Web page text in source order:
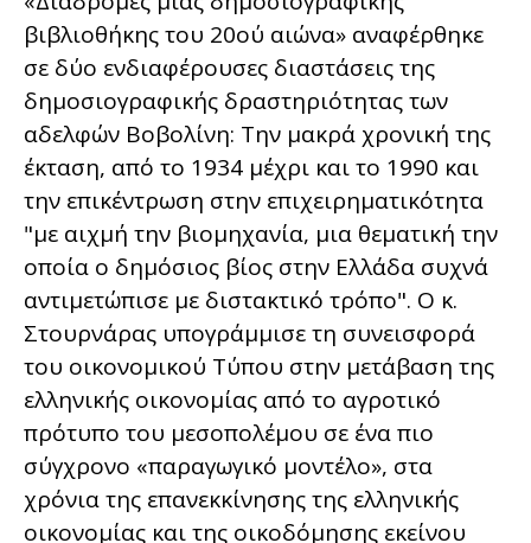
βιβλιοθήκης του 20ού αιώνα» αναφέρθηκε
σε δύο ενδιαφέρουσες διαστάσεις της
δημοσιογραφικής δραστηριότητας των
αδελφών Βοβολίνη: Την μακρά χρονική της
έκταση, από το 1934 μέχρι και το 1990 και
την επικέντρωση στην επιχειρηματικότητα
"με αιχμή την βιομηχανία, μια θεματική την
οποία ο δημόσιος βίος στην Ελλάδα συχνά
αντιμετώπισε με διστακτικό τρόπο". Ο κ.
Στουρνάρας υπογράμμισε τη συνεισφορά
του οικονομικού Τύπου στην μετάβαση της
ελληνικής οικονομίας από το αγροτικό
πρότυπο του μεσοπολέμου σε ένα πιο
σύγχρονο «παραγωγικό μοντέλο», στα
χρόνια της επανεκκίνησης της ελληνικής
οικονομίας και της οικοδόμησης εκείνου